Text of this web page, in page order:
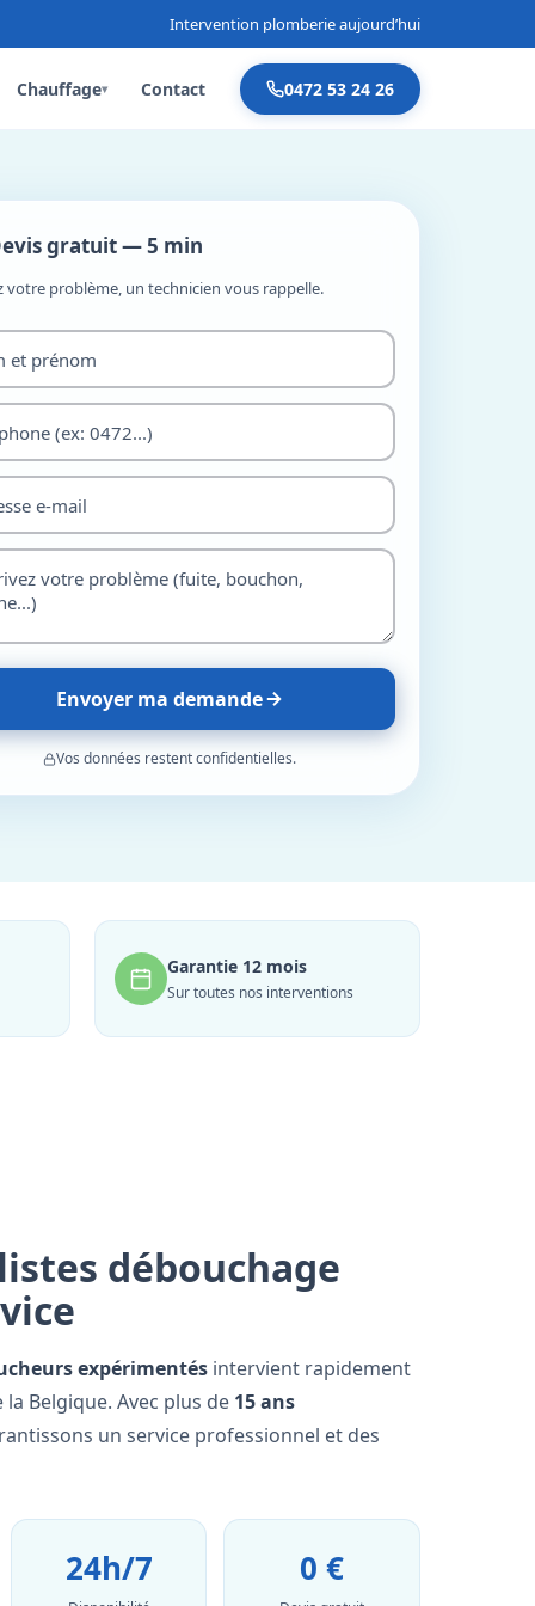
Intervention plomberie aujourd’hui
Chauffage▾ Contact 0472 53 24 26
gratuit — 5 min
votre problème, un technicien vous rappelle.
Envoyer ma demande
Vos données restent confidentielles.
Garantie 12 mois
Sur toutes nos interventions
débouchage
expérimentés intervient rapidement
Belgique. Avec plus de 15 ans
un service professionnel et des
24h/7 0 €